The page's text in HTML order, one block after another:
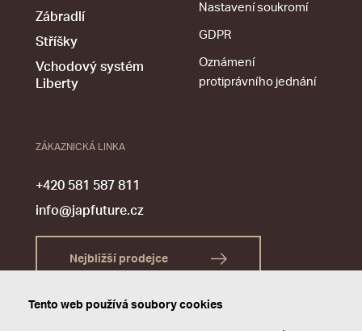
Zábradlí
Stříšky
Vchodový systém
Liberty
Nastavení soukromí
GDPR
Oznámení
protiprávního jednání
ZÁKAZNICKÁ LINKA
+420 581 587 811
info@japfuture.cz
Nejbližší prodejce
Tento web používá soubory cookies